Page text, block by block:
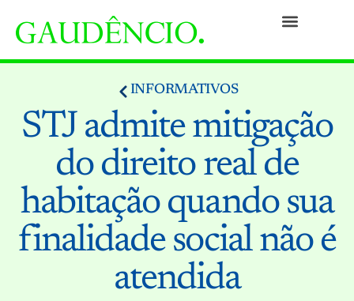
INFORMATIVOS
STJ admite mitigação
do direito real de
habitação quando sua
finalidade social não é
atendida